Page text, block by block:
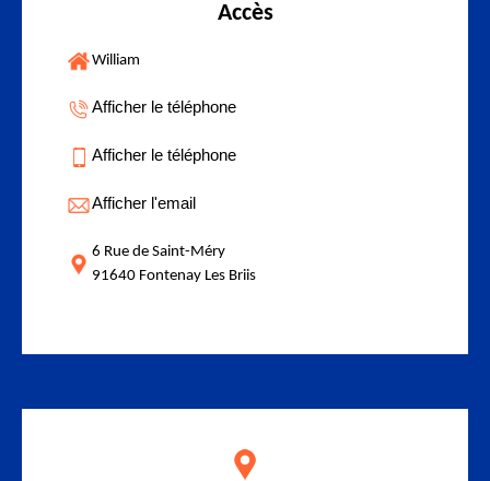
Accès
William
Afficher le téléphone
Afficher le téléphone
Afficher l'email
6 Rue de Saint-Méry
91640 Fontenay Les Briis